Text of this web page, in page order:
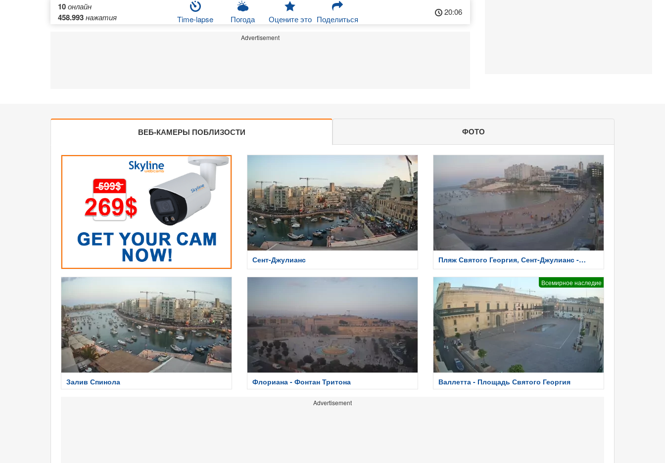
10онлайн
458.993нажатия Time-lapse Погода Оцените это Поделиться
20:06
Advertisement
ВЕБ-КАМЕРЫ ПОБЛИЗОСТИ ФОТО
Сент-Джулианс
Пляж Святого Георгия, Сент-Джулианс -
Мальта
Залив Спинола Флориана - Фонтан Тритона
Всемирное наследие
Валлетта - Площадь Святого Георгия
Advertisement